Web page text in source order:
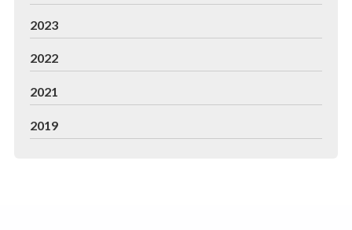
2023
2022
2021
2019